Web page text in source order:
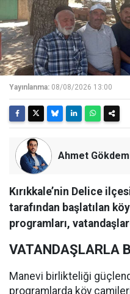
Yayınlanma: 08/08/2026 13:00
Ahmet
Kırıkkale’nin Delice
tarafından başlatılan
programları,
VATANDAŞLARLA
Manevi birlikteliği
programlarda köy